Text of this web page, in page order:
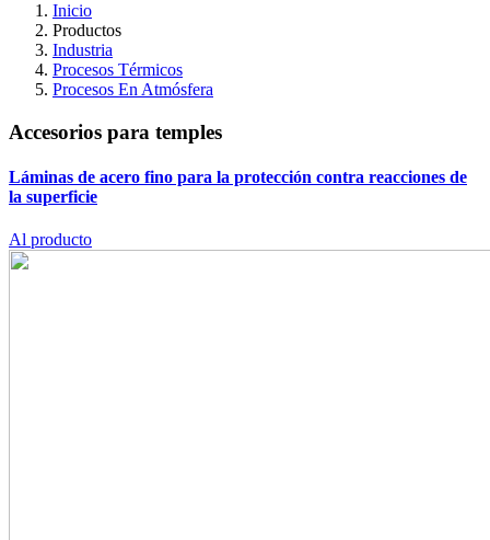
Inicio
Productos
Industria
Procesos Térmicos
Procesos En Atmósfera
Accesorios para temples
Láminas de acero fino para la protección contra reacciones de
la superficie
Al producto